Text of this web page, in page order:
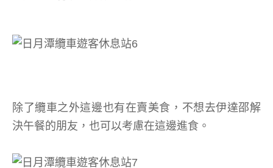
除了纜車之外這邊也有在賣美食，不想去伊達邵解
決午餐的朋友，也可以考慮在這邊進食。